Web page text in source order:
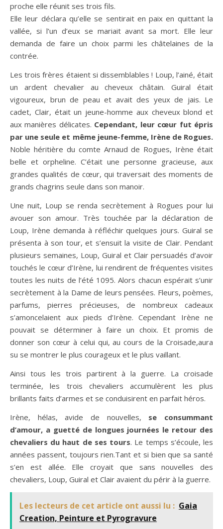
proche elle réunit ses trois fils.
Elle leur déclara qu’elle se sentirait en paix en quittant la
vallée, si l’un d’eux se mariait avant sa mort. Elle leur
demanda de faire un choix parmi les châtelaines de la
contrée.
Les trois frères étaient si dissemblables ! Loup, l’ainé, était
un ardent chevalier au cheveux châtain. Guiral était
vigoureux, brun de peau et avait des yeux de jais. Le
cadet, Clair, était un jeune-homme aux cheveux blond et
aux manières délicates. Cependant, leur cœur fut épris
par une seule et même jeune-femme, Irène de Rogues.
Noble héritière du comte Arnaud de Rogues, Irène était
belle et orpheline. C’était une personne gracieuse, aux
grandes qualités de cœur, qui traversait des moments de
grands chagrins seule dans son manoir.
Une nuit, Loup se renda secrètement à Rogues pour lui
avouer son amour. Très touchée par la déclaration de
Loup, Irène demanda à réfléchir quelques jours. Guiral se
présenta à son tour, et s’ensuit la visite de Clair. Pendant
plusieurs semaines, Loup, Guiral et Clair persuadés d’avoir
touchés le cœur d’Irène, lui rendirent de fréquentes visites
toutes les nuits de l’été 1095. Alors chacun espérait s’unir
secrètement à la Dame de leurs pensées. Fleurs, poèmes,
parfums, pierres précieuses, de nombreux cadeaux
s’amoncelaient aux pieds d’Irène. Cependant Irène ne
pouvait se déterminer à faire un choix. Et promis de
donner son cœur à celui qui, au cours de la Croisade,aura
su se montrer le plus courageux et le plus vaillant.
Ainsi tous les trois partirent à la guerre. La croisade
terminée, les trois chevaliers accumulèrent les plus
brillants faits d’armes et se conduisirent en parfait héros.
Irène, hélas, avide de nouvelles, se consummant
d’amour, a guetté de longues journées le retour des
chevaliers du haut de ses tours. Le temps s’écoule, les
années passent, toujours rien.Tant et si bien que sa santé
s’en est allée. Elle croyait que sans nouvelles des
chevaliers, Loup, Guiral et Clair avaient du périr à la guerre.
Les lecteurs de cet article ont aussi lu : Gaia
Creation, Peinture et Pyrogravure